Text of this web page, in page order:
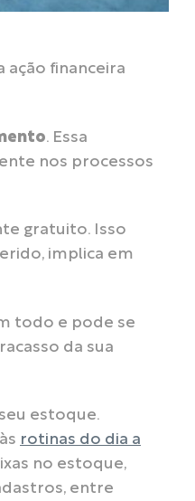
ação financeira
. Essa
nos processos
gratuito. Isso
implica em
todo e pode se
da sua
estoque.
rotinas do dia a
no estoque,
entre